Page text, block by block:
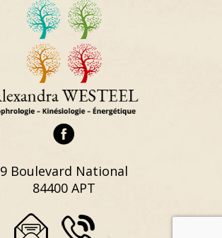
9 Boulevard National
84400 APT